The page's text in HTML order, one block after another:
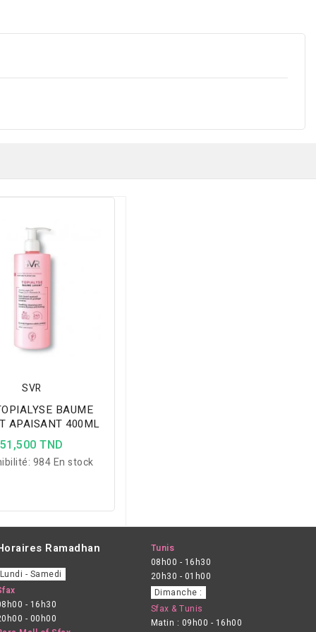
SVR
BAUME
APAISANT 400ML
51,500 TND
984 En stock
Ramadhan
Lundi - Samedi
- 16h30
- 00h00
Tunis
08h00 - 16h30
20h30 - 01h00
Dimanche :
Sfax & Tunis
Matin : 09h00 - 16h00